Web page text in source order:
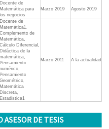
Docente de
Matemática para
los negocios
Marzo 2019 Agosto 2019
Docente de
Matemática1,
Complemento de
Matemática,
Cálculo Diferencial,
Didáctica de la
matemática,
Pensamiento
numérico,
Pensamiento
Geométrico,
Matemática
Discreta,
Estadistica1
Marzo 2011 A la actualidad
ASESOR DE TESIS